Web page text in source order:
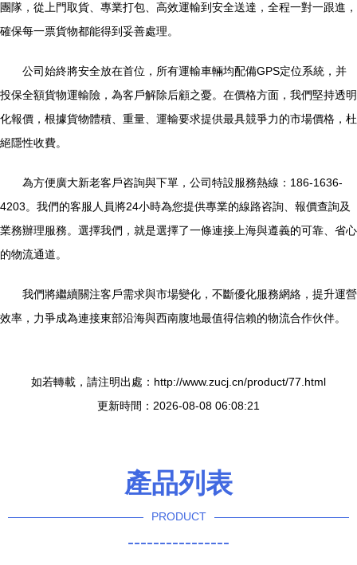
團隊，從上門取貨、專業打包、高效運輸到安全送達，全程一對一跟進，
確保每一票貨物都能得到妥善處理。
公司始終將安全放在首位，所有運輸車輛均配備GPS定位系統，并
投保全額貨物運輸險，為客戶解除后顧之憂。在價格方面，我們堅持透明
化報價，根據貨物體積、重量、運輸要求提供最具競爭力的市場價格，杜
絕隱性收費。
為方便廣大新老客戶咨詢與下單，公司特設服務熱線：186-1636-
4203。我們的客服人員將24小時為您提供專業的線路咨詢、報價查詢及
業務辦理服務。選擇我們，就是選擇了一條連接上海與遵義的可靠、省心
的物流通道。
我們將繼續關注客戶需求與市場變化，不斷優化服務網絡，提升運營
效率，力爭成為連接東部沿海與西南腹地最值得信賴的物流合作伙伴。
如若轉載，請注明出處：http://www.zucj.cn/product/77.html
更新時間：2026-08-08 06:08:21
產品列表
PRODUCT
----------------